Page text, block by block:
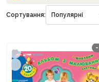
Сортування: Популярні